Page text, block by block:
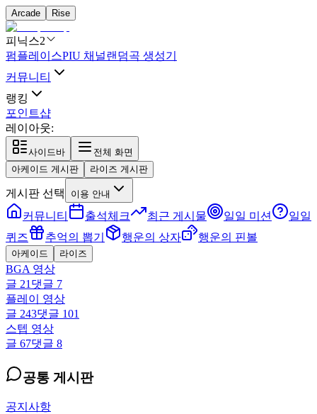
Arcade Rise
피닉스2
펌플레이스PIU 채널랜덤곡 생성기
커뮤니티
랭킹
포인트샵
레이아웃:
사이드바
전체 화면
아케이드 게시판
라이즈 게시판
게시판 선택 이용 안내
커뮤니티 출석체크 최근 게시물 일일 미션
일일
퀴즈
추억의 뽑기 행운의 상자 행운의 핀볼
아케이드 라이즈
BGA 영상
글 21 댓글 7
플레이 영상
글 243댓글 101
스텝 영상
글 67댓글 8
공통 게시판
공지사항